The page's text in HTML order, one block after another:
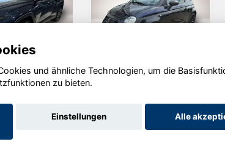
Abarth 500
und ähnliche Technologien, um die
zu bieten.
Einstellungen Alle